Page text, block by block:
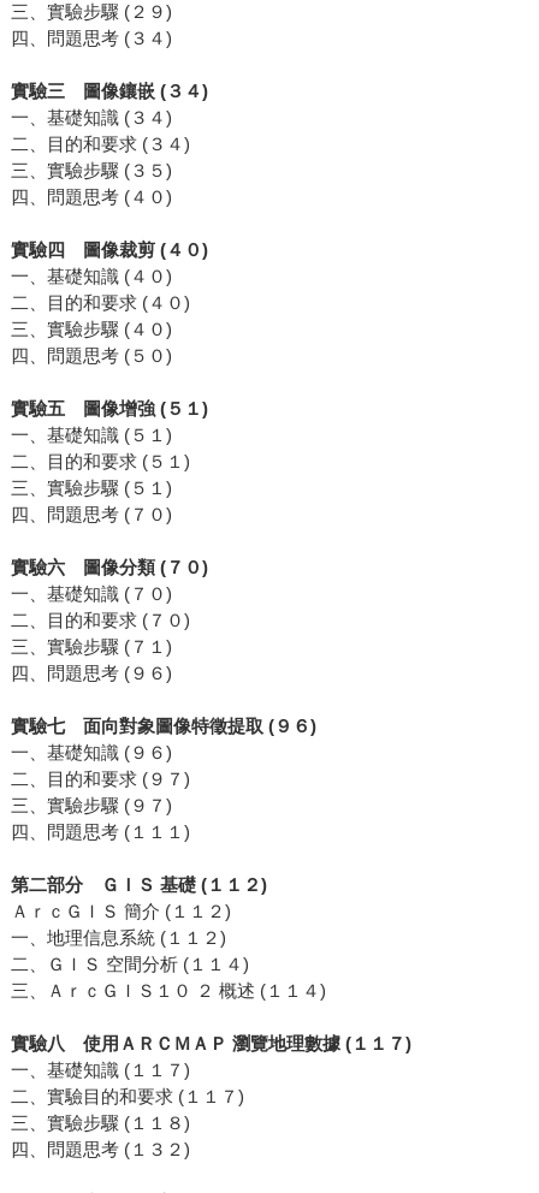
三、實驗步驟 (２９)
四、問題思考 (３４)
實驗三 圖像鑲嵌 (３４)
一、基礎知識 (３４)
二、目的和要求 (３４)
三、實驗步驟 (３５)
四、問題思考 (４０)
實驗四 圖像裁剪 (４０)
一、基礎知識 (４０)
二、目的和要求 (４０)
三、實驗步驟 (４０)
四、問題思考 (５０)
實驗五 圖像增強 (５１)
一、基礎知識 (５１)
二、目的和要求 (５１)
三、實驗步驟 (５１)
四、問題思考 (７０)
實驗六 圖像分類 (７０)
一、基礎知識 (７０)
二、目的和要求 (７０)
三、實驗步驟 (７１)
四、問題思考 (９６)
實驗七 面向對象圖像特徵提取 (９６)
一、基礎知識 (９６)
二、目的和要求 (９７)
三、實驗步驟 (９７)
四、問題思考 (１１１)
第二部分 ＧＩＳ 基礎 (１１２)
ＡｒｃＧＩＳ 簡介 (１１２)
一、地理信息系統 (１１２)
二、ＧＩＳ 空間分析 (１１４)
三、ＡｒｃＧＩＳ１０ ２ 概述 (１１４)
實驗八 使用ＡＲＣＭＡＰ 瀏覽地理數據 (１１７)
一、基礎知識 (１１７)
二、實驗目的和要求 (１１７)
三、實驗步驟 (１１８)
四、問題思考 (１３２)